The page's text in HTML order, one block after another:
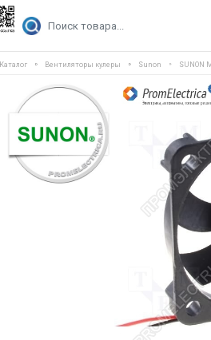
Каталог Вентиляторы кулеры Sunon SUNON